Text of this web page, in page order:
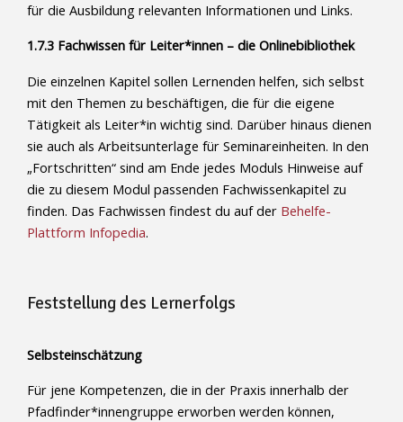
für die Ausbildung relevanten Informationen und Links.
1.7.3 Fachwissen für Leiter*innen – die Onlinebibliothek
Die einzelnen Kapitel sollen Lernenden helfen, sich selbst
mit den Themen zu beschäftigen, die für die eigene
Tätigkeit als Leiter*in wichtig sind. Darüber hinaus dienen
sie auch als Arbeitsunterlage für Seminareinheiten. In den
„Fortschritten“ sind am Ende jedes Moduls Hinweise auf
die zu diesem Modul passenden Fachwissenkapitel zu
finden. Das Fachwissen findest du auf der Behelfe-
Plattform Infopedia.
Feststellung des Lernerfolgs
Selbsteinschätzung
Für jene Kompetenzen, die in der Praxis innerhalb der
Pfadfinder*innengruppe erworben werden können,